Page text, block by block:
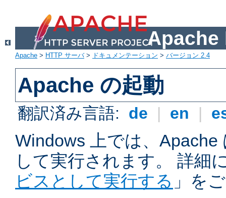
Apache
Apache > HTTP サーバ> ドキュメンテーション > バージョン 2.4
Apache の起動
翻訳済み言語: de | en |
Windows 上では、
して実行されます。 詳細
ビスとして実行する 」を